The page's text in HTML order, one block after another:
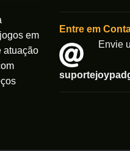
em
atuação
Entre em
Envie